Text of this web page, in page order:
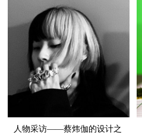
人物采访——蔡炜伽的设计之